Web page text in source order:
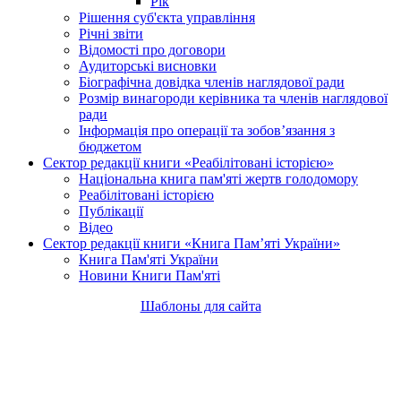
Рішення суб'єкта управління
Річні звіти
Відомості про договори
Аудиторські висновки
Біографічна довідка членів наглядової ради
Розмір винагороди керівника та членів наглядової
ради
Інформація про операції та зобов’язання з
бюджетом
Сектор редакції книги «Реабілітовані історією»
Національна книга пам'яті жертв голодомору
Реабілітовані історією
Публікації
Відео
Сектор редакції книги «Книга Пам’яті України»
Книга Пам'яті України
Новини Книги Пам'яті
Шаблоны для сайта